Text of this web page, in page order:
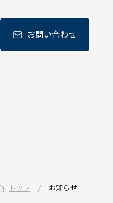
お問い合わせ
トップ / お知らせ